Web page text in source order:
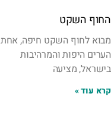
החוף השקט
מבוא לחוף השקט חיפה, אחת
הערים היפות והמרהיבות
בישראל, מציעה
קרא עוד »